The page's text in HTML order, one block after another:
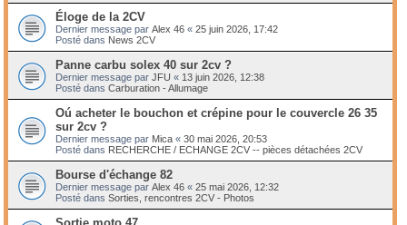
Éloge de la 2CV
Dernier message par Alex 46 « 25 juin 2026, 17:42
Posté dans News 2CV
Panne carbu solex 40 sur 2cv ?
Dernier message par JFU « 13 juin 2026, 12:38
Posté dans Carburation - Allumage
Oú acheter le bouchon et crépine pour le couvercle 26 35
sur 2cv ?
Dernier message par Mica « 30 mai 2026, 20:53
Posté dans RECHERCHE / ECHANGE 2CV -- pièces détachées 2CV
Bourse d'échange 82
Dernier message par Alex 46 « 25 mai 2026, 12:32
Posté dans Sorties, rencontres 2CV - Photos
Sortie moto 47